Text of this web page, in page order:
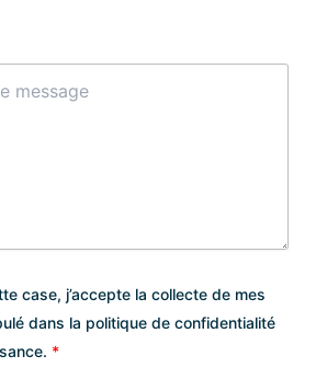
case, j’accepte la collecte de mes
dans la politique de confidentialité